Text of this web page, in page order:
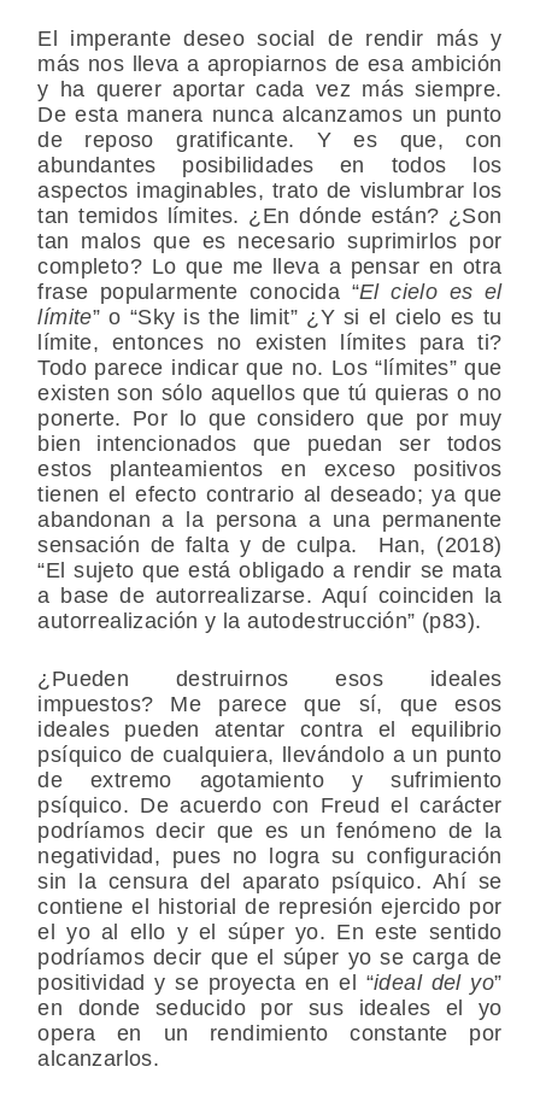
El imperante deseo social de rendir más y
más nos lleva a apropiarnos de esa ambición
y ha querer aportar cada vez más siempre.
De esta manera nunca alcanzamos un punto
de reposo gratificante. Y es que, con
abundantes posibilidades en todos los
aspectos imaginables, trato de vislumbrar los
tan temidos límites. ¿En dónde están? ¿Son
tan malos que es necesario suprimirlos por
completo? Lo que me lleva a pensar en otra
frase popularmente conocida “El cielo es el
límite” o “Sky is the limit” ¿Y si el cielo es tu
límite, entonces no existen límites para ti?
Todo parece indicar que no. Los “límites” que
existen son sólo aquellos que tú quieras o no
ponerte. Por lo que considero que por muy
bien intencionados que puedan ser todos
estos planteamientos en exceso positivos
tienen el efecto contrario al deseado; ya que
abandonan a la persona a una permanente
sensación de falta y de culpa. Han, (2018)
“El sujeto que está obligado a rendir se mata
a base de autorrealizarse. Aquí coinciden la
autorrealización y la autodestrucción” (p83).
¿Pueden destruirnos esos ideales
impuestos? Me parece que sí, que esos
ideales pueden atentar contra el equilibrio
psíquico de cualquiera, llevándolo a un punto
de extremo agotamiento y sufrimiento
psíquico. De acuerdo con Freud el carácter
podríamos decir que es un fenómeno de la
negatividad, pues no logra su configuración
sin la censura del aparato psíquico. Ahí se
contiene el historial de represión ejercido por
el yo al ello y el súper yo. En este sentido
podríamos decir que el súper yo se carga de
positividad y se proyecta en el “ideal del yo”
en donde seducido por sus ideales el yo
opera en un rendimiento constante por
alcanzarlos.